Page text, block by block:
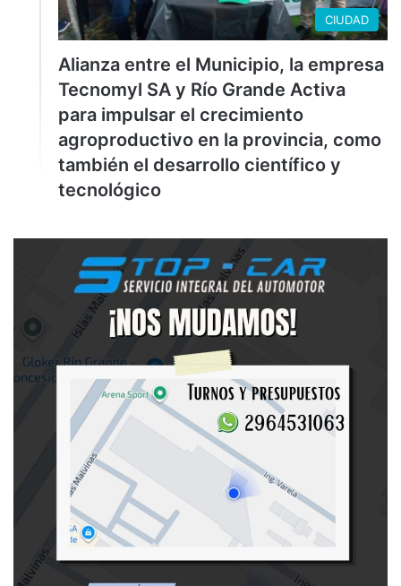
CIUDAD
Alianza entre el Municipio, la empresa
Tecnomyl SA y Río Grande Activa
para impulsar el crecimiento
agroproductivo en la provincia, como
también el desarrollo científico y
tecnológico